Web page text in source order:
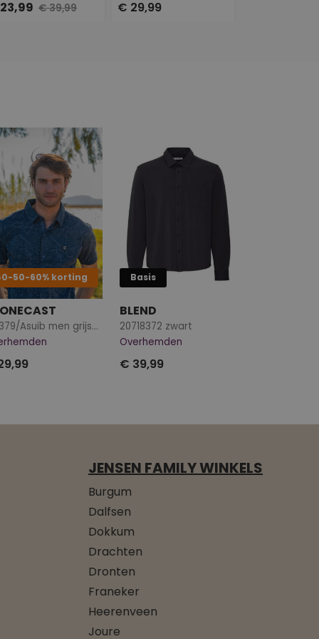
€ 39,99 € 29,99
50-60% korting
Z10379/Asuib men grijsblauw
Basis
BLEND
20718372 zwart
Overhemden
€ 39,99
JENSEN FAMILY WINKELS
Burgum
Dalfsen
Dokkum
Drachten
Dronten
Franeker
Heerenveen
Joure